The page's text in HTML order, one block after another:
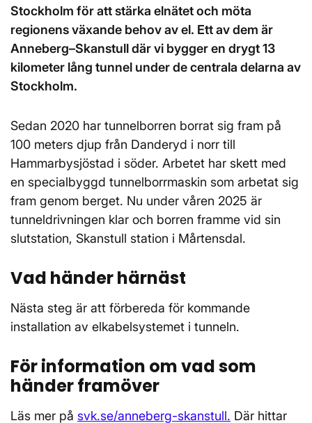
Stockholm för att stärka elnätet och möta
regionens växande behov av el. Ett av dem är
Anneberg–Skanstull där vi bygger en drygt 13
kilometer lång tunnel under de centrala delarna av
Stockholm.
Sedan 2020 har tunnelborren borrat sig fram på
100 meters djup från Danderyd i norr till
Hammarbysjöstad i söder. Arbetet har skett med
en specialbyggd tunnelborrmaskin som arbetat sig
fram genom berget. Nu under våren 2025 är
tunneldrivningen klar och borren framme vid sin
slutstation, Skanstull station i Mårtensdal.
Vad händer härnäst
Nästa steg är att förbereda för kommande
installation av elkabelsystemet i tunneln.
För information om vad som
händer framöver
Läs mer på svk.se/anneberg-skanstull. Där hittar